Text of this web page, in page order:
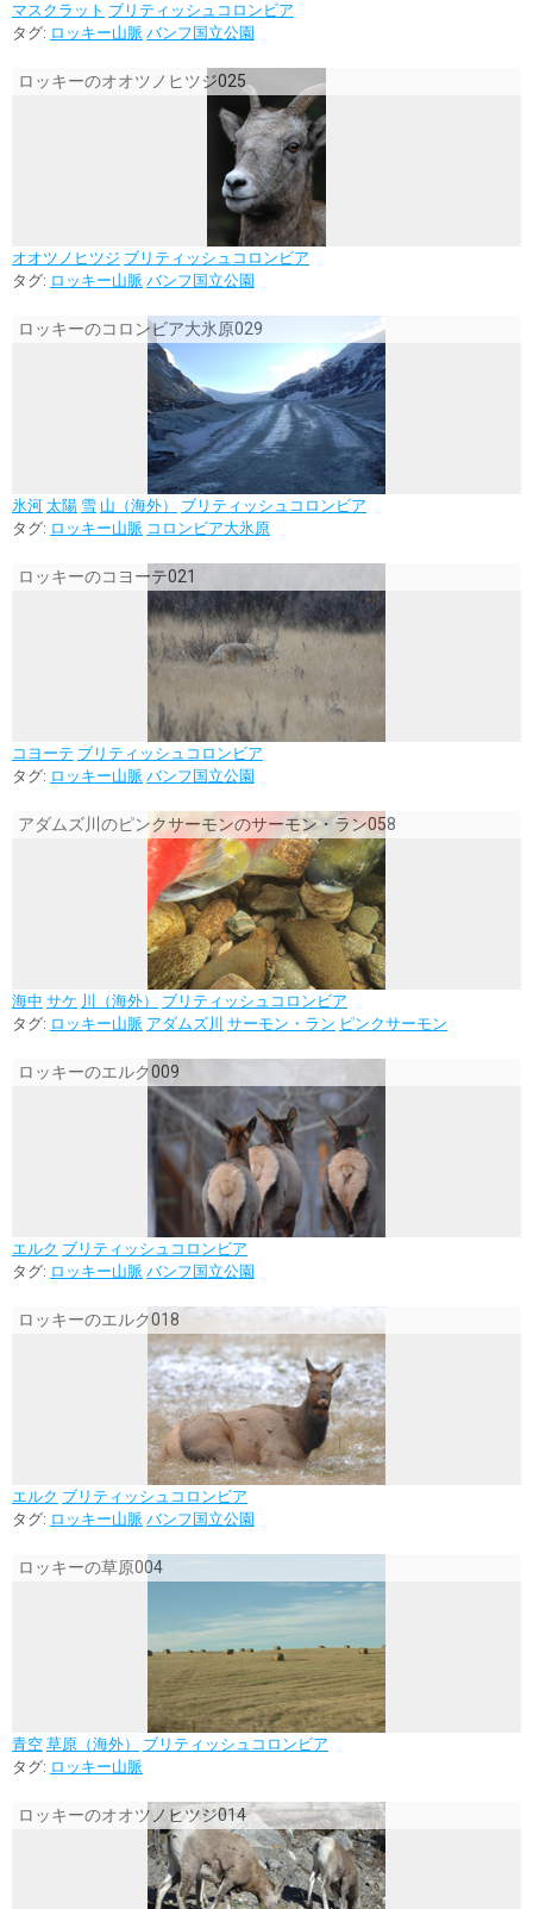
マスクラット ブリティッシュコロンビア
タグ: ロッキー山脈 バンフ国立公園
ロッキーのオオツノヒツジ025
オオツノヒツジ ブリティッシュコロンビア
タグ: ロッキー山脈 バンフ国立公園
ロッキーのコロンビア大氷原029
氷河 太陽 雪 山（海外）
ブリティッシュコロンビア
タグ: ロッキー山脈 コロンビア大氷原
ロッキーのコヨーテ021
コヨーテ ブリティッシュコロンビア
タグ: ロッキー山脈 バンフ国立公園
アダムズ川のピンクサーモンのサーモン・ラン058
海中 サケ 川（海外）
ブリティッシュコロンビア
タグ: ロッキー山脈 アダムズ川 サーモン・ラン ピンクサーモン
ロッキーのエルク009
エルク ブリティッシュコロンビア
タグ: ロッキー山脈 バンフ国立公園
ロッキーのエルク018
エルク ブリティッシュコロンビア
タグ: ロッキー山脈 バンフ国立公園
ロッキーの草原004
青空 草原（海外）
ブリティッシュコロンビア
タグ: ロッキー山脈
ロッキーのオオツノヒツジ014